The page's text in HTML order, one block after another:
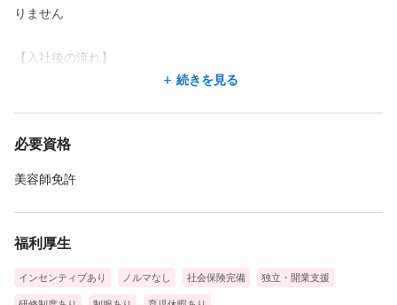
りません
【入社後の流れ】
◇【STEP1・座学・オリエンテーション】
全国70店舗の個人売上100万円以上の
実績をもつトップアイリストがマンツーマンで
◇【STEP3・施術レッスン】
続きを見る
必要資格
美容師免許
福利厚生
インセンティブあり ノルマなし 社会保険完備 独立・開業支援